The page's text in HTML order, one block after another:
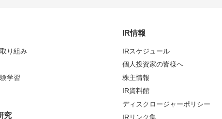
り組み
学習
究
IR情報
IRスケジュール
個人投資家の皆様へ
株主情報
IR資料館
ディスクロージャーポリシー
IRリンク集